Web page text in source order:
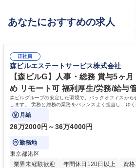
あなたにおすすめの求人
正社員
森ビルエステートサービス株式会社
【森ビルG】人事・総務 賞与5ヶ
め リモート可 福利厚生/労務/給与
森ビルグループの安定した環境で、バックオフィスか
します。 労務と総務の業務をバランスよく担当し、ゆ
にも挑戦できる、やりがいある環境です。
月給
26万2000円～36万4000円
勤務地
東京都港区
業界未経験歓迎
年間休日120日以上
資